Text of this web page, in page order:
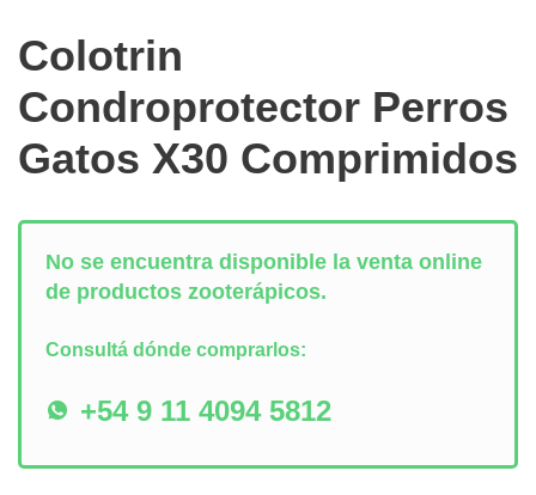
Colotrin
Condroprotector Perros
Gatos X30 Comprimidos
No se encuentra disponible la venta online
de productos zooterápicos.
Consultá dónde comprarlos:
+54 9 11 4094 5812